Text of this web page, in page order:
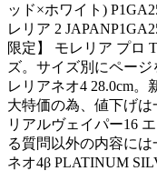
ッド×ホワイト)
レリア 2
限定】 モレリア プロ
ズ。サイズ別にペー
レリアネオ4 28.0cm
大特価の為、値下げ
リアルヴェイパー16
る質問以外の内容に
ネオ4β PLATINUM